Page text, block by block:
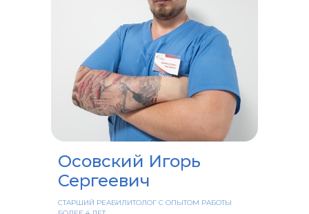
Осовский Игорь
Сергеевич
СТАРШИЙ РЕАБИЛИТОЛОГ С ОПЫТОМ РАБОТЫ